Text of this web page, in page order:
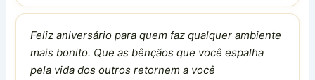
Feliz aniversário para quem faz qualquer ambiente
mais bonito. Que as bênçãos que você espalha
pela vida dos outros retornem a você